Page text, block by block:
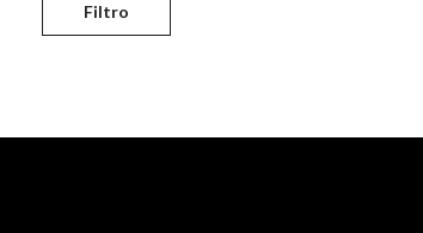
Filtro